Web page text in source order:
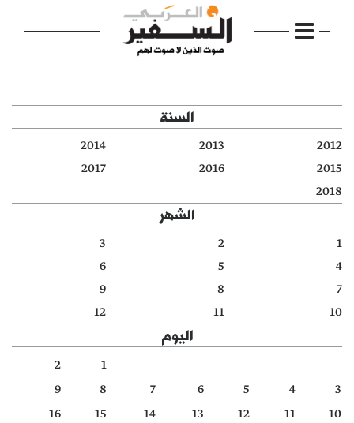
الرئيسية
مواضيع
دفاتر
الأرشيف
السنة
2012
2013
2014
2015
2016
2017
2018
الشهر
1
2
3
4
5
6
7
8
9
10
11
12
اليوم
1
2
3
4
5
6
7
8
9
10
11
12
13
14
15
16